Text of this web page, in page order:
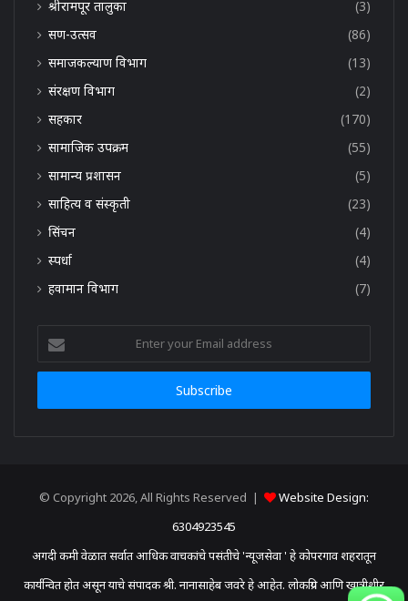
श्रीरामपूर तालुका
(3)
सण-उत्सव
(86)
समाजकल्याण विभाग
(13)
संरक्षण विभाग
(2)
सहकार
(170)
सामाजिक उपक्रम
(55)
सामान्य प्रशासन
(5)
साहित्य व संस्कृती
(23)
सिंचन
(4)
स्पर्धा
(4)
हवामान विभाग
(7)
your
Email
© Copyright 2026, All Rights Reserved |
Website Design:
6304923545
अगदी कमी वेळात सर्वात आधिक वाचकांचे पसंतीचे 'न्यूजसेवा ' हे कोपरगाव शहरातून
कार्यन्वित होत असून याचे संपादक श्री. नानासाहेब जवरे हे आहेत. लोकप्रिय आणि खात्रीशीर